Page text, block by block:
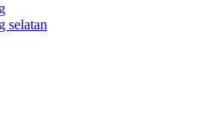
selatan